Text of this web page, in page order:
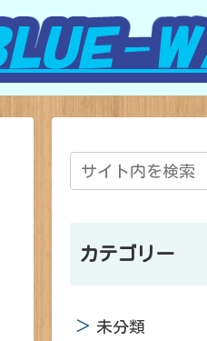
カテゴリー
未分類